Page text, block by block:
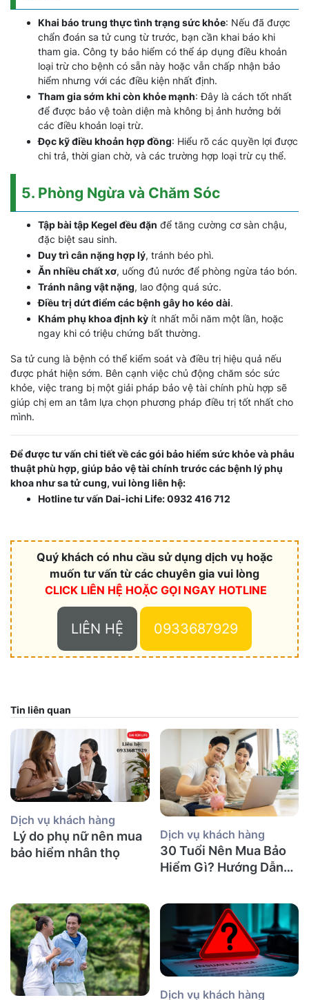
Khai báo trung thực tình trạng sức khỏe: Nếu đã được
chẩn đoán sa tử cung từ trước, bạn cần khai báo khi
tham gia. Công ty bảo hiểm có thể áp dụng điều khoản
loại trừ cho bệnh có sẵn này hoặc vẫn chấp nhận bảo
hiểm nhưng với các điều kiện nhất định.
Tham gia sớm khi còn khỏe mạnh: Đây là cách tốt nhất
để được bảo vệ toàn diện mà không bị ảnh hưởng bởi
các điều khoản loại trừ.
Đọc kỹ điều khoản hợp đồng: Hiểu rõ các quyền lợi được
chi trả, thời gian chờ, và các trường hợp loại trừ cụ thể.
5. Phòng Ngừa và Chăm Sóc
Tập bài tập Kegel đều đặn để tăng cường cơ sàn chậu,
đặc biệt sau sinh.
Duy trì cân nặng hợp lý, tránh béo phì.
Ăn nhiều chất xơ, uống đủ nước để phòng ngừa táo bón.
Tránh nâng vật nặng, lao động quá sức.
Điều trị dứt điểm các bệnh gây ho kéo dài.
Khám phụ khoa định kỳ ít nhất mỗi năm một lần, hoặc
ngay khi có triệu chứng bất thường.
Sa tử cung là bệnh có thể kiểm soát và điều trị hiệu quả nếu
được phát hiện sớm. Bên cạnh việc chủ động chăm sóc sức
khỏe, việc trang bị một giải pháp bảo vệ tài chính phù hợp sẽ
giúp chị em an tâm lựa chọn phương pháp điều trị tốt nhất cho
mình.
Để được tư vấn chi tiết về các gói bảo hiểm sức khỏe và phẫu
thuật phù hợp, giúp bảo vệ tài chính trước các bệnh lý phụ
khoa như sa tử cung, vui lòng liên hệ:
Hotline tư vấn Dai-ichi Life: 0932 416 712
Quý khách có nhu cầu sử dụng dịch vụ hoặc
muốn tư vấn từ các chuyên gia vui lòng
CLICK LIÊN HỆ HOẶC GỌI NGAY HOTLINE
LIÊN HỆ 0933687929
Tin liên quan
Dịch vụ khách hàng
Lý do phụ nữ nên mua
bảo hiểm nhân thọ
Dịch vụ khách hàng
30 Tuổi Nên Mua Bảo
Hiểm Gì? Hướng Dẫn
Dịch vụ khách hàng